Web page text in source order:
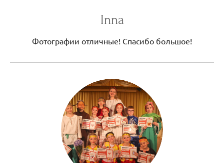
Inna
Фотографии отличные! Спасибо большое!